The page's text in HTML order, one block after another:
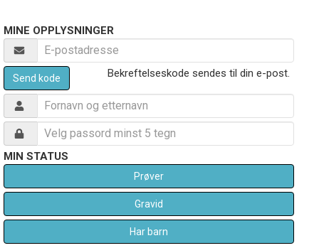
MINE OPPLYSNINGER
Send kode Bekreftelseskode sendes til din e-post.
MIN STATUS
Prøver
Gravid
Har barn